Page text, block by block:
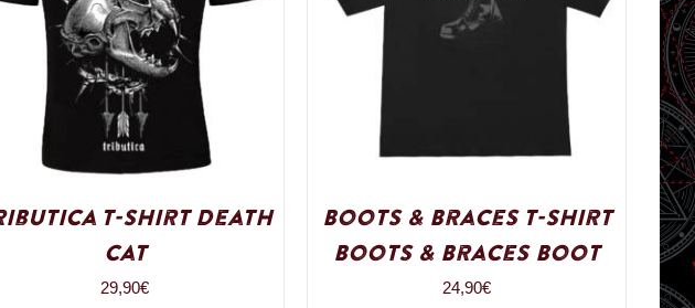
T-Shirt Death
Cat
29,90€
Boots & Braces T-Shirt
Boots & Braces Boot
24,90€